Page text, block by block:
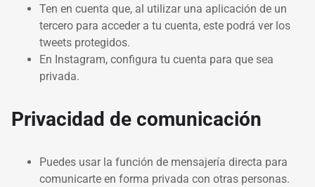
Ten en cuenta que, al utilizar una aplicación de un
tercero para acceder a tu cuenta, este podrá ver los
tweets protegidos.
En Instagram, configura tu cuenta para que sea
privada.
Privacidad de comunicación
Puedes usar la función de mensajería directa para
comunicarte en forma privada con otras personas.